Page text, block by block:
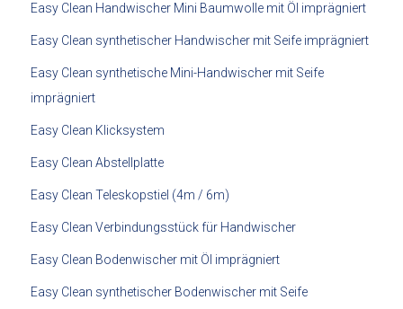
Easy Clean Handwischer Mini Baumwolle mit Öl imprägniert
Easy Clean synthetischer Handwischer mit Seife imprägniert
Easy Clean synthetische Mini-Handwischer mit Seife
imprägniert
Easy Clean Klicksystem
Easy Clean Abstellplatte
Easy Clean Teleskopstiel (4m / 6m)
Easy Clean Verbindungsstück für Handwischer
Easy Clean Bodenwischer mit Öl imprägniert
Easy Clean synthetischer Bodenwischer mit Seife